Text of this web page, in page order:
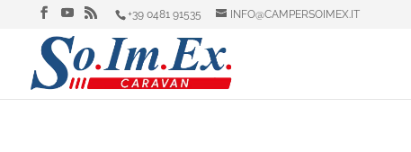
+39 0481 91535 INFO@CAMPERSOIMEX.IT